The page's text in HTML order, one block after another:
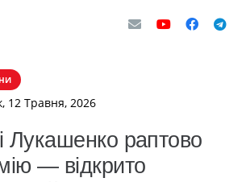
12 Травня, 2026
Лукашенко раптово
— відкрито